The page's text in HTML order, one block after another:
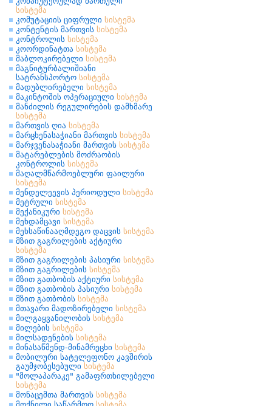
სისტემა
კომუტაციის ციფრული სისტემა
კონტენტის მართვის სისტემა
კონტროლის სისტემა
კოორდინატთა სისტემა
მაბლოკირებელი სისტემა
მაგნიტურბალიშიანი
სატრანსპორტო სისტემა
მადუბლირებელი სისტემა
მაკინტოშის ოპერაციული სისტემა
მანძილის რეგულირების დამხმარე
სისტემა
მართვის ღია სისტემა
მარცხენასაჭიანი მართვის სისტემა
მარჯვენასაჭიანი მართვის სისტემა
მატარებლების მოძრაობის
კონტროლის სისტემა
მაღალმწარმოებლური ფაილური
სისტემა
მენდელეევის პერიოდული სისტემა
მეტრული სისტემა
მექანიკური სისტემა
მეხდამცავი სისტემა
მეხსაწინააღმდეგო დაცვის სისტემა
მზით გაგრილების აქტიური
სისტემა
მზით გაგრილების პასიური სისტემა
მზით გაგრილების სისტემა
მზით გათბობის აქტიური სისტემა
მზით გათბობის პასიური სისტემა
მზით გათბობის სისტემა
მთავარი მადოზირებელი სისტემა
მილგაყვანილობის სისტემა
მილების სისტემა
მილსადენების სისტემა
მინასაწმენდ-მინამრეცხი სისტემა
მობილური სატელეფონო კავშირის
გაუმჯობესებული სისტემა
"მოლაპარაკე" გამაფრთხილებელი
სისტემა
მონაცემთა მართვის სისტემა